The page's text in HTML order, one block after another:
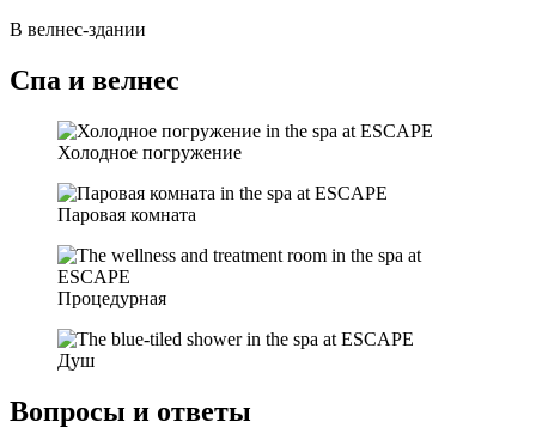
В велнес-здании
Спа и велнес
Холодное погружение
Паровая комната
Процедурная
Душ
Вопросы и ответы